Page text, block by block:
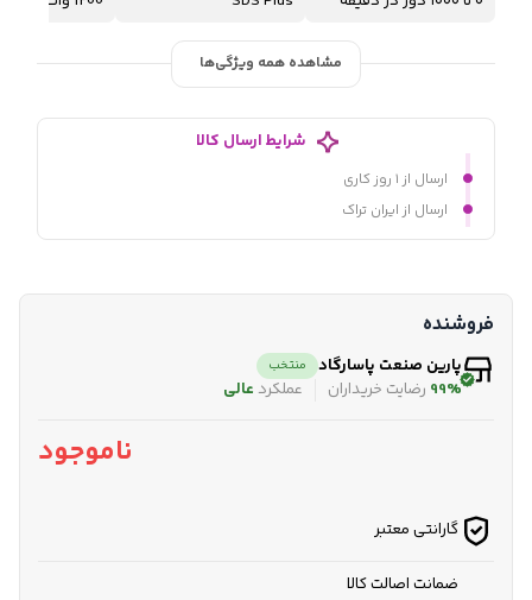
مشاهده همه ویژگی‌ها
شرایط ارسال کالا
ارسال از ۱ روز کاری
ارسال از ایران تراک
فروشنده
پارین صنعت پاسارگاد منتخب
99% رضایت خریداران عملکرد عالی
ناموجود
گارانتی معتبر
ضمانت اصالت کالا